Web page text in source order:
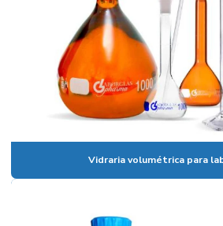
Banho de circulação
Banho maria digital
Banho maria digital para laboratório
Banho maria de laboratório
Banho termostático com circulação externa
Banho termostatizado com refrigeração e
Vidraria volumétrica para